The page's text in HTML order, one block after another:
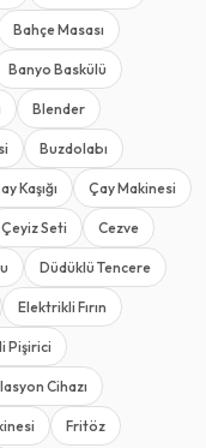
Bahçe Masası
Banyo Baskülü
Blender
Buzdolabı
Kaşığı Çay Makinesi
Çeyiz Seti Cezve
Düdüklü Tencere
Elektrikli Fırın
Pişirici
Cihazı
Fritöz